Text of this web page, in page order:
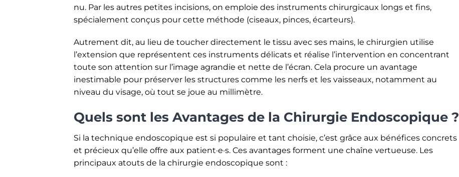
nu. Par les autres petites incisions, on emploie des instruments chirurgicaux longs et fins,
spécialement conçus pour cette méthode (ciseaux, pinces, écarteurs).
Autrement dit, au lieu de toucher directement le tissu avec ses mains, le chirurgien utilise
l’extension que représentent ces instruments délicats et réalise l’intervention en concentrant
toute son attention sur l’image agrandie et nette de l’écran. Cela procure un avantage
inestimable pour préserver les structures comme les nerfs et les vaisseaux, notamment au
niveau du visage, où tout se joue au millimètre.
Quels sont les Avantages de la Chirurgie Endoscopique ?
Si la technique endoscopique est si populaire et tant choisie, c’est grâce aux bénéfices concrets
et précieux qu’elle offre aux patient·e·s. Ces avantages forment une chaîne vertueuse. Les
principaux atouts de la chirurgie endoscopique sont :